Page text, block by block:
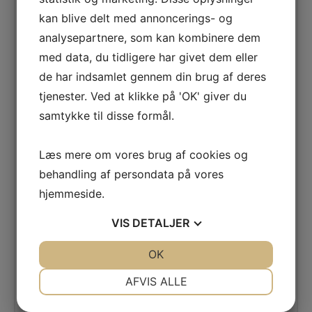
der vil forkæles, bo centralt og have vandet
lige udenfor døren. Her vil de fleste elske, at
nyde sin ferie på Malta, uanset om det er en
ugerejse eller langtidsrejse.
Værelser:DoubleTree By Hilton består af ca.
400 værelser og suiter. Opholdet er i
hotellets dbl. værelse. Værelset er ca. 22 m2.
og badeværelse med hårtørrer. Alle værelser
har møbleret balkon / terrasse. Der er gratis
wifi på værelset.
24 timers reception, elevator, 4
samt flere restauranter og barer samt fitness.
Herudover er der mulighed for Spa, sauna,
tennis, bordtennis og parkering. Der er gratis
kan blive delt med annoncerings- og
analysepartnere, som kan kombinere dem
med data, du tidligere har givet dem eller
de har indsamlet gennem din brug af deres
tjenester. Ved at klikke på 'OK' giver du
samtykke til disse formål.
Læs mere om vores brug af cookies og
behandling af persondata på vores
hjemmeside.
VIS DETALJER
AFVIS ALLE
OK